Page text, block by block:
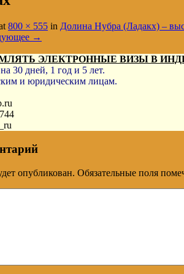
800 × 555 in Долина Нубра (Ладакх) –
→
ЭЛЕКТРОННЫЕ ВИЗЫ В
30 дней, 1 год и 5 лет.
и юридическим лицам.
опубликован. Обязательные поля